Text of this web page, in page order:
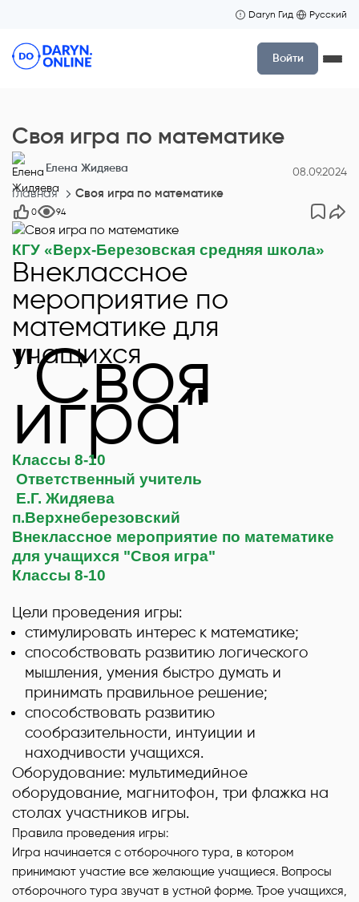
Daryn Гид Русский
Войти
Своя игра по математике
Елена Жидяева 08.09.2024
Главная Своя игра по математике
0 94
КГУ «Верх-Березовская средняя школа»
Внеклассное
мероприятие по
математике для
учащихся
"Своя
игра"
Классы 8-10
Ответственный учитель
Е.Г. Жидяева
п.Верхнеберезовский
Внеклассное мероприятие по математике
для учащихся "Своя игра"
Классы 8-10
Цели проведения игры:
стимулировать интерес к математике;
способствовать развитию логического
мышления, умения быстро думать и
принимать правильное решение;
способствовать развитию
сообразительности, интуиции и
находчивости учащихся.
Оборудование: мультимедийное
оборудование, магнитофон, три флажка на
столах участников игры.
Правила проведения игры:
Игра начинается с отборочного тура, в котором
принимают участие все желающие учащиеся. Вопросы
отборочного тура звучат в устной форме. Трое учащихся,